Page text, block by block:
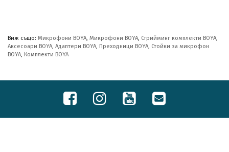
Виж също: Микрофони BOYA, Микрофони BOYA, Стрийминг комплекти BOYA,
Аксесоари BOYA, Адаптери BOYA, Преходници BOYA, Стойки за микрофон
BOYA, Комплекти BOYA